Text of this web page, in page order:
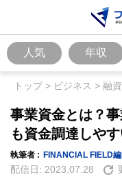
人気 年収
トップ> ビジネス > 融資
事業資金とは？
も資金調達しや
執筆者 : FINANCIAL FIELD
配信日: 2023.07.28